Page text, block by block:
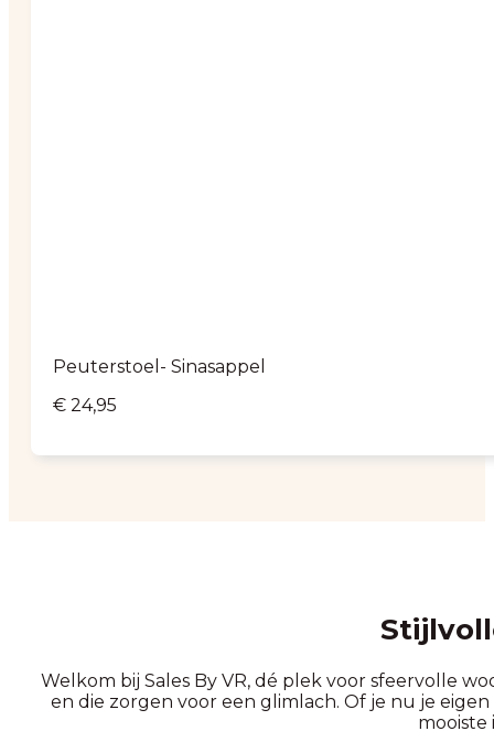
Peuterstoel- Sinasappel
€ 24,95
Welkom bij Sales By VR, dé plek voor sfeervolle
en die zorgen voor een glimlach. Of je nu je
mooiste